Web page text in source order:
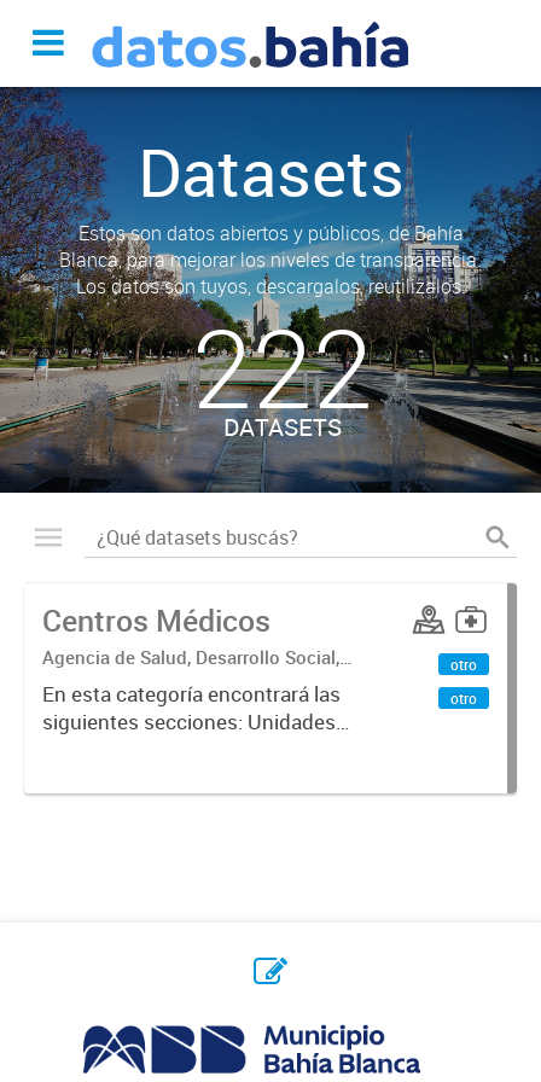
Datasets
Estos son datos abiertos y públicos, de Bahía
Blanca, para mejorar los niveles de transparencia.
Los datos son tuyos, descargalos, reutilizalos.
222
DATASETS
Centros Médicos
Agencia de Salud, Desarrollo Social,
Ambiente y Hábitat
En esta categoría encontrará las
siguientes secciones: Unidades
Respiratorios,
otro
otro